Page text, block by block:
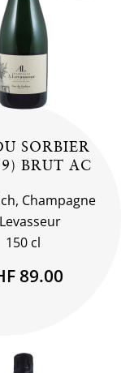
SORBIER
BRUT AC
Champagne
150 cl
89.00